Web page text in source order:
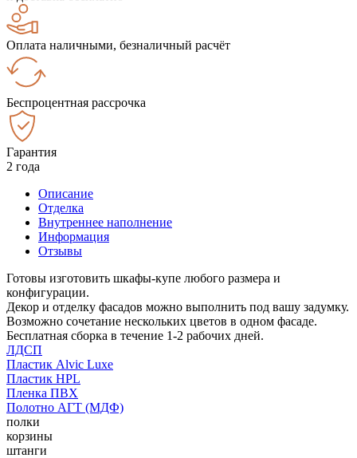
Оплата наличными, безналичный расчёт
Беспроцентная рассрочка
Гарантия
2 года
Описание
Отделка
Внутреннее наполнение
Информация
Отзывы
Готовы изготовить шкафы-купе любого размера и
конфигурации.
Декор и отделку фасадов можно выполнить под вашу задумку.
Возможно сочетание нескольких цветов в одном фасаде.
Бесплатная сборка в течение 1-2 рабочих дней.
ЛДСП
Пластик Alvic Luxe
Пластик HPL
Пленка ПВХ
Полотно АГТ (МДФ)
полки
корзины
штанги